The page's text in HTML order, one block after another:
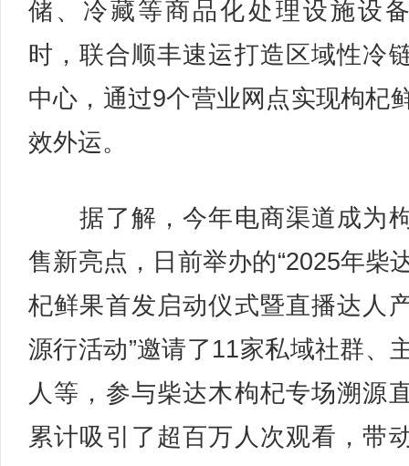
储、冷藏等商品化处理设施设
时，联合顺丰速运打造区域性冷
中心，通过9个营业网点实现枸杞
效外运。
据了解，今年电商渠道成为
售新亮点，日前举办的“2025年柴
杞鲜果首发启动仪式暨直播达人
源行活动”邀请了11家私域社群、
人等，参与柴达木枸杞专场溯源
累计吸引了超百万人次观看，带